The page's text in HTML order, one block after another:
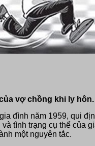
vợ chồng khi ly hôn.
đình năm 1959, qui
tình trạng cụ thể của
một nguyên tắc.